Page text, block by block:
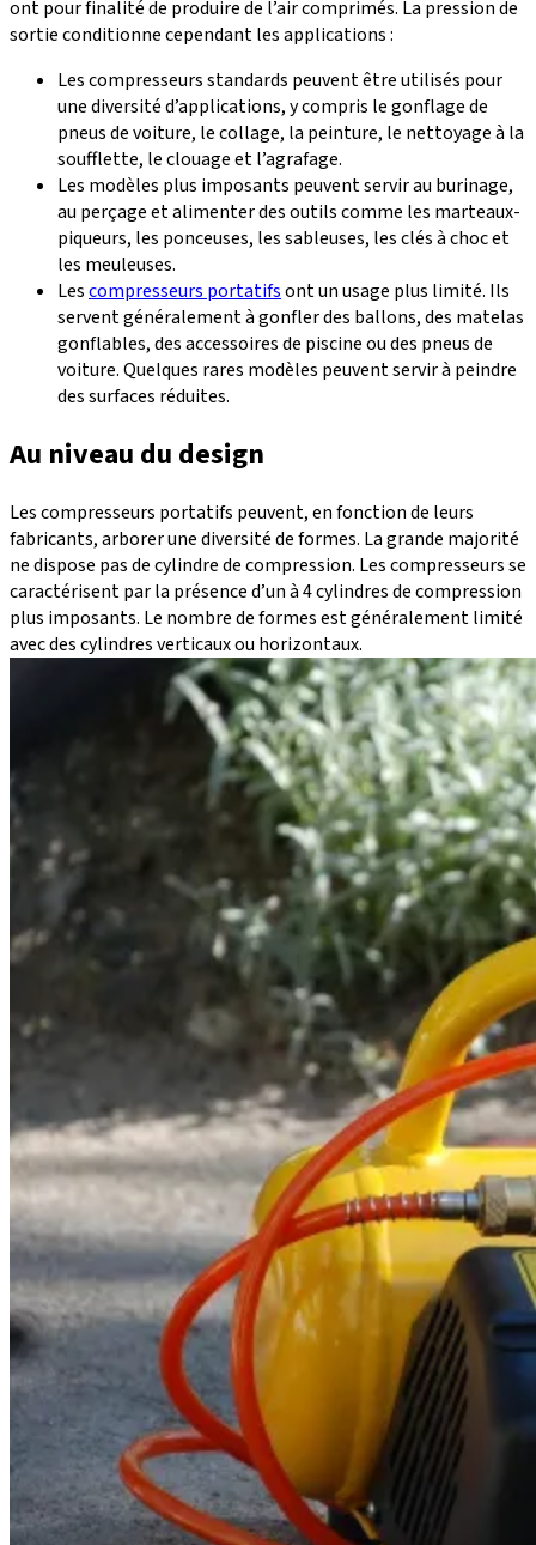
ont pour finalité de produire de l’air comprimés. La pression de
sortie conditionne cependant les applications :
Les compresseurs standards peuvent être utilisés pour
une diversité d’applications, y compris le gonflage de
pneus de voiture, le collage, la peinture, le nettoyage à la
soufflette, le clouage et l’agrafage.
Les modèles plus imposants peuvent servir au burinage,
au perçage et alimenter des outils comme les marteaux-
piqueurs, les ponceuses, les sableuses, les clés à choc et
les meuleuses.
Lescompresseurs portatifsont un usage plus limité. Ils
servent généralement à gonfler des ballons, des matelas
gonflables, des accessoires de piscine ou des pneus de
voiture. Quelques rares modèles peuvent servir à peindre
des surfaces réduites.
Au niveau du design
Les compresseurs portatifs peuvent, en fonction de leurs
fabricants, arborer une diversité de formes. La grande majorité
ne dispose pas de cylindre de compression. Les compresseurs se
caractérisent par la présence d’un à 4 cylindres de compression
plus imposants. Le nombre de formes est généralement limité
avec des cylindres verticaux ou horizontaux.